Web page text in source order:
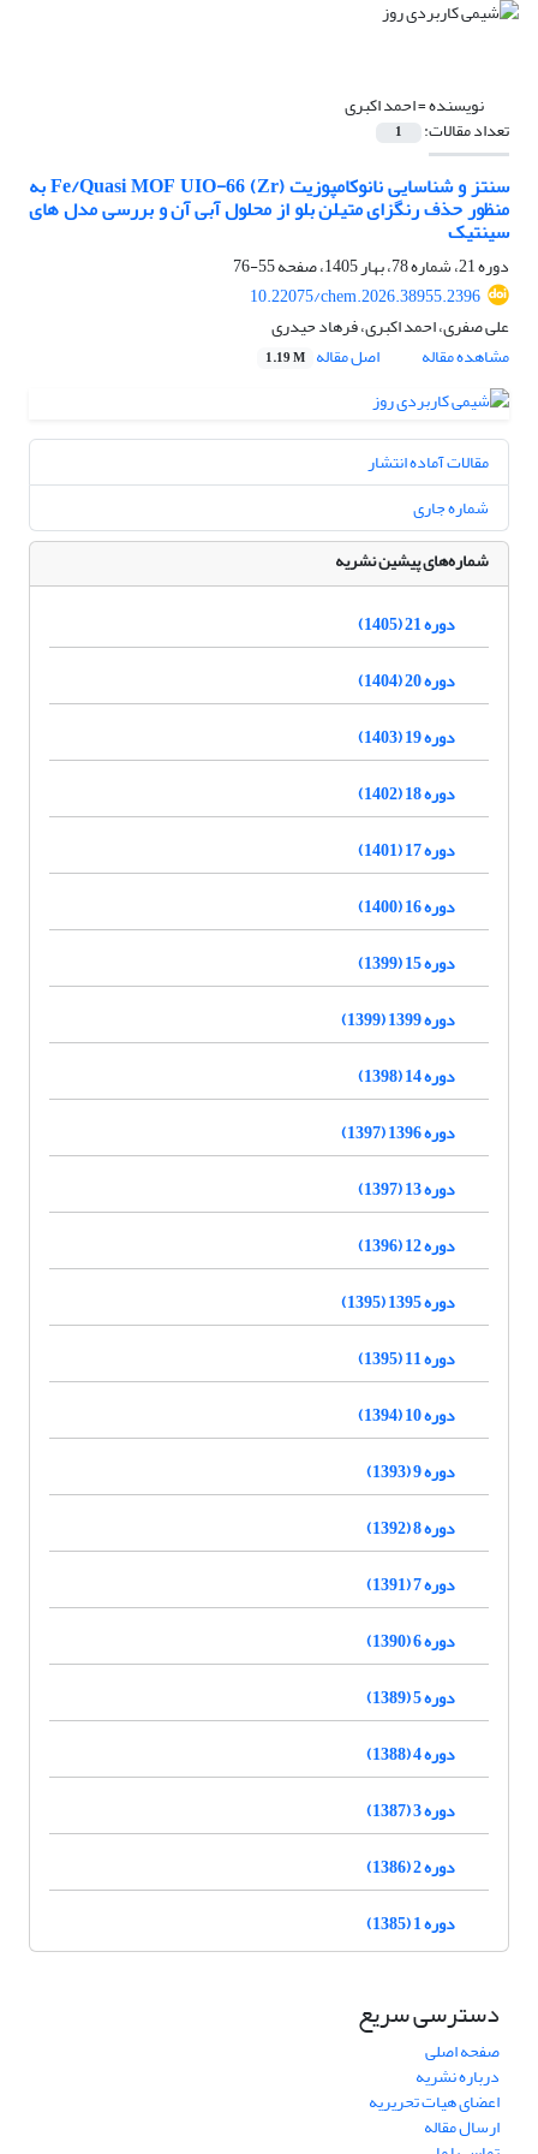
نویسنده =احمد اکبری
تعداد مقالات: 1
سنتز و شناسایی نانوکامپوزیت Fe/Quasi MOF UIO-66 (Zr) به
منظور حذف رنگزای متیلن بلو از محلول آبی آن و بررسی مدل های
سینتیک
دوره 21، شماره 78، بهار 1405، صفحه
55-76
10.22075/chem.2026.38955.2396
علی صفری، احمد اکبری، فرهاد حیدری
مشاهده مقاله
اصل مقاله 1.19 M
مقالات آماده انتشار
شماره جاری
شماره‌های پیشین نشریه
دوره 21 (1405)
دوره 20 (1404)
دوره 19 (1403)
دوره 18 (1402)
دوره 17 (1401)
دوره 16 (1400)
دوره 15 (1399)
دوره 1399 (1399)
دوره 14 (1398)
دوره 1396 (1397)
دوره 13 (1397)
دوره 12 (1396)
دوره 1395 (1395)
دوره 11 (1395)
دوره 10 (1394)
دوره 9 (1393)
دوره 8 (1392)
دوره 7 (1391)
دوره 6 (1390)
دوره 5 (1389)
دوره 4 (1388)
دوره 3 (1387)
دوره 2 (1386)
دوره 1 (1385)
دسترسی سریع
صفحه اصلی
درباره نشریه
اعضای هیات تحریریه
ارسال مقاله